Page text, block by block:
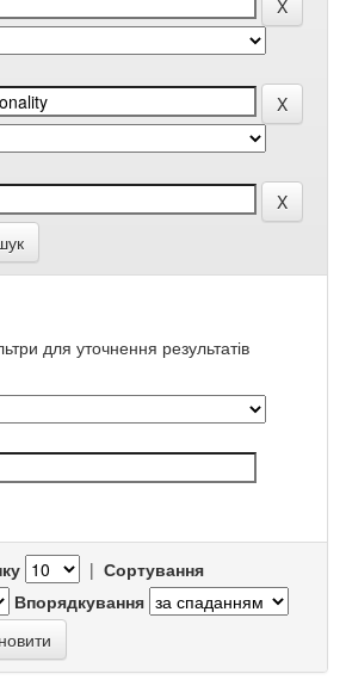
для уточнення результатів
| Сортування
Впорядкування